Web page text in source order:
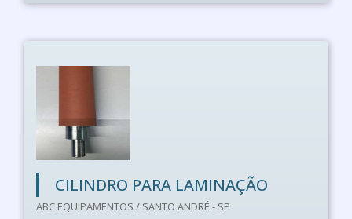
CILINDRO PARA LAMINAÇÃO
ABC EQUIPAMENTOS / SANTO ANDRÉ - SP